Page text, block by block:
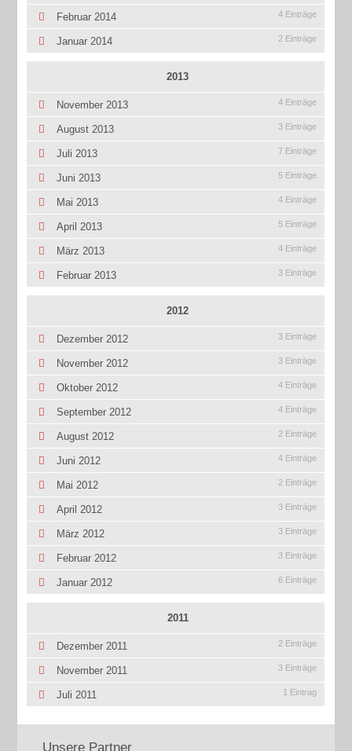
Februar 2014 4 Einträge
Januar 2014 2 Einträge
2013
November 2013 4 Einträge
August 2013 3 Einträge
Juli 2013 7 Einträge
Juni 2013 5 Einträge
Mai 2013 4 Einträge
April 2013 5 Einträge
März 2013 4 Einträge
Februar 2013 3 Einträge
2012
Dezember 2012 3 Einträge
November 2012 3 Einträge
Oktober 2012 4 Einträge
September 2012 4 Einträge
August 2012 2 Einträge
Juni 2012 4 Einträge
Mai 2012 2 Einträge
April 2012 3 Einträge
März 2012 3 Einträge
Februar 2012 3 Einträge
Januar 2012 6 Einträge
2011
Dezember 2011 2 Einträge
November 2011 3 Einträge
Juli 2011 1 Eintrag
Unsere Partner